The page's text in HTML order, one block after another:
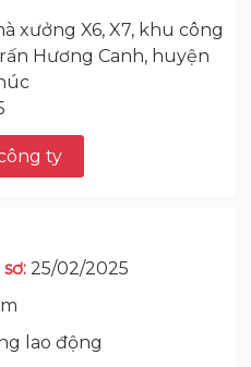
xưởng X6, X7, khu công
Hương Canh, huyện
ty
25/02/2025
lao động